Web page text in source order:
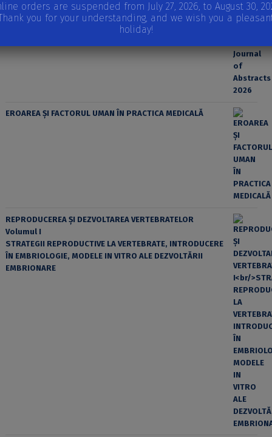
EROAREA ȘI FACTORUL UMAN ÎN PRACTICA MEDICALĂ
REPRODUCEREA ȘI DEZVOLTAREA VERTEBRATELOR
Volumul I
STRATEGII REPRODUCTIVE LA VERTEBRATE, INTRODUCERE
ÎN EMBRIOLOGIE, MODELE IN VITRO ALE DEZVOLTĂRII
EMBRIONARE
orders are suspended from July 27, 2026, to August 30,
you for your understanding, and we wish you a
holiday!